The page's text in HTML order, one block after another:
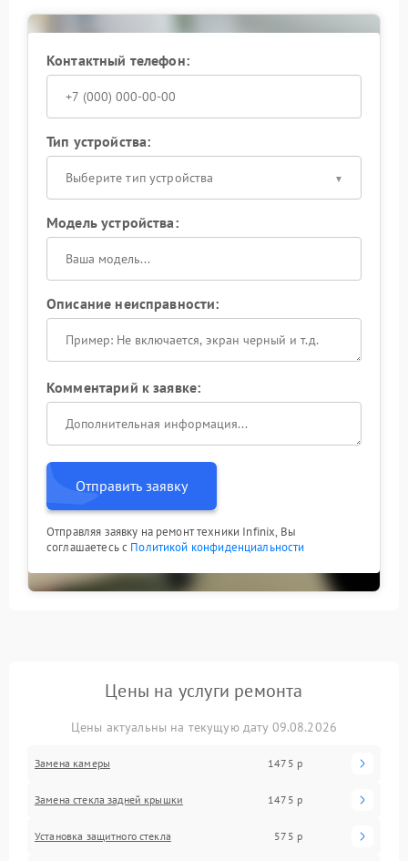
Контактный телефон:
Тип устройства:
Выберите тип устройства
Модель устройства:
Описание неисправности:
Комментарий к заявке:
Отправить заявку
Отправляя заявку на ремонт техники Infinix, Вы
соглашаетесь с Политикой конфиденциальности
Цены на услуги ремонта
Цены актуальны на текущую дату 09.08.2026
Замена камеры 1475 р
Замена стекла задней крышки 1475 р
Установка защитного стекла 575 р